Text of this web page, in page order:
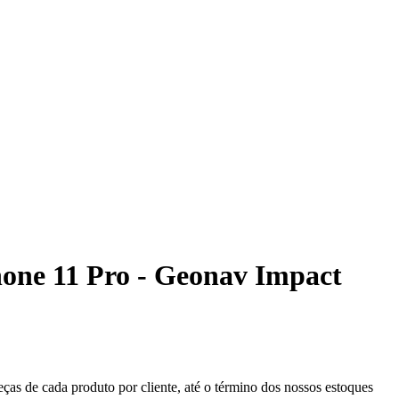
11 Pro - Geonav Impact
de cada produto por cliente, até o término dos nossos estoques